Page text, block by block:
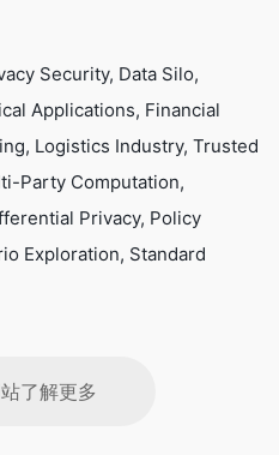
Security, Data Silo,
Applications, Financial
Logistics Industry, Trusted
Party Computation,
Privacy, Policy
Exploration, Standard
了解更多